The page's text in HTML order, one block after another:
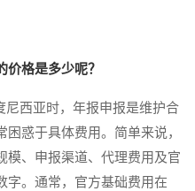
格是多少呢？
西亚时，年报申报是维护合
惑于具体费用。简单来说，
模、申报渠道、代理费用及官
字。通常，官方基础费用在